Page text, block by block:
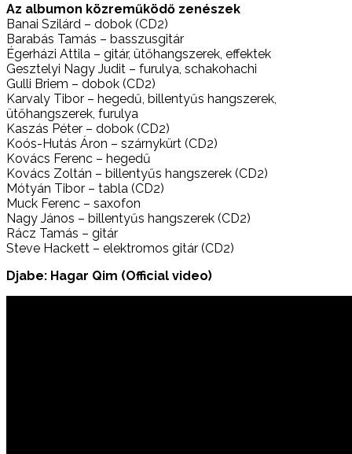
Az albumon közreműködő zenészek
Banai Szilárd – dobok (CD2)
Barabás Tamás – basszusgitár
Égerházi Attila – gitár, ütőhangszerek, effektek
Gesztelyi Nagy Judit – furulya, schakohachi
Gulli Briem – dobok (CD2)
Karvaly Tibor – hegedű, billentyűs hangszerek,
ütőhangszerek, furulya
Kaszás Péter – dobok (CD2)
Koós-Hutás Áron – szárnykürt (CD2)
Kovács Ferenc – hegedű
Kovács Zoltán – billentyűs hangszerek (CD2)
Mótyán Tibor – tabla (CD2)
Muck Ferenc – saxofon
Nagy János – billentyűs hangszerek (CD2)
Rácz Tamás – gitár
Steve Hackett – elektromos gitár (CD2)
Djabe: Hagar Qim (Official video)